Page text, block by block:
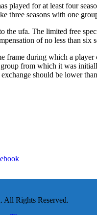
played for at least four
three seasons with one
the ufa. The limited free
of no less than six
frame during which a player
from which it was
should be lower
Rights Reserved.